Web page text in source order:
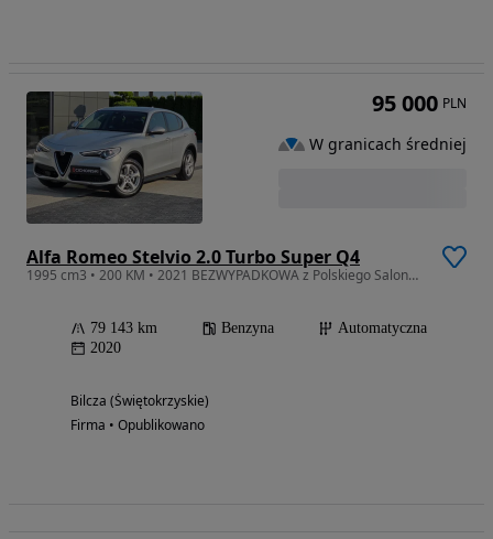
Alfa Romeo Stelvio 2.0 Turbo Super Q4
1995 cm3 • 200 KM • 2021 BEZWYPADKOWA z Polskiego Salonu Faktura Vat 23% Serwisowana
79 143 km Benzyna
Automatyczna
2020
Bilcza (Świętokrzyskie)
Firma • Opublikowano
95 000 PLN
W granicach średniej